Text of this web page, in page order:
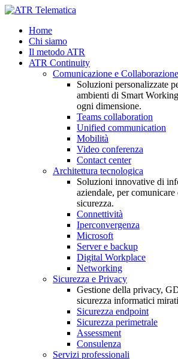
Home
Chi siamo
Il metodo ATR
ATR Continuity
Comunicazione e Collaborazione
Soluzioni personalizzate
ambienti di Smart
ogni dimensione.
Teams collaboration
Unified communication
Mobilità
Video conferenza
Contact center
Architettura tecnologica
Soluzioni innovative di
aziendale, per
sicurezza.
Connettività
Iperconvergenza
Microsoft
Server e backup
Digital Workplace
Networking
Sicurezza e Privacy
Gestione della privacy,
sicurezza informatici
Sicurezza endpoint
Sicurezza perimetrale
Assessment
Consulenza
Servizi professionali